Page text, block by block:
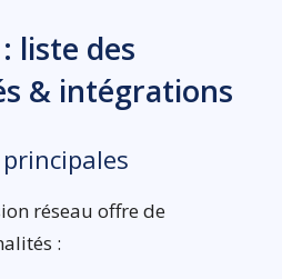
liste des
& intégrations
réseau offre de
: